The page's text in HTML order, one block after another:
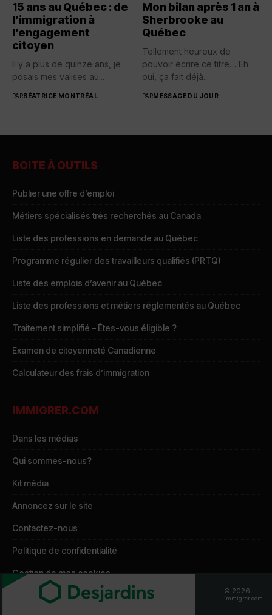
15 ans au Québec : de
l’immigration à
l’engagement
citoyen
Il y a plus de quinze ans, je
posais mes valises au...
PARBÉATRICE MONTRÉAL
Mon bilan après 1 an à
Sherbrooke au
Québec
Tellement heureux de
pouvoir écrire ce titre… Eh
oui, ça fait déjà...
PARMESSAGE DU JOUR
BOITE À OUTILS
Publier une offre d’emploi
Métiers spécialisés très recherchés au Canada
Liste des professions en demande au Québec
Programme régulier des travailleurs qualifiés (PRTQ)
Liste des emplois d’avenir au Québec
Liste des professions et métiers réglementés au Québec
Traitement simplifié – Êtes-vous éligible ?
Examen de citoyenneté Canadienne
Calculateur des frais d’immigration
IMMIGRER.COM
Dans les médias
Qui sommes-nous?
Kit média
Annoncez sur le site
Contactez-nous
Politique de confidentialité
Gestion de mes cookies
Demande d’accès à mes données © 2026
immigrer.com